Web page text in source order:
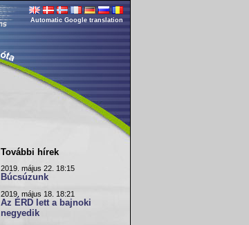
Automatic Google translation
További hírek
2019. május 22. 18:15
Búcsúzunk
2019. május 18. 18:21
Az ÉRD lett a bajnoki
negyedik